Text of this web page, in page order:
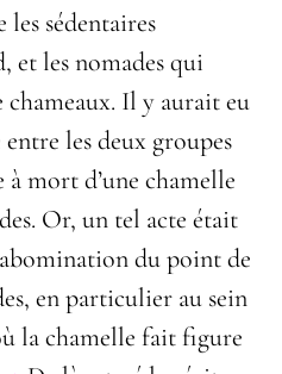
les sédentaires
et les nomades qui
chameaux. Il y aurait eu
les deux groupes
mort d’une chamelle
Or, un tel acte était
du point de
en particulier au sein
la chamelle fait figure